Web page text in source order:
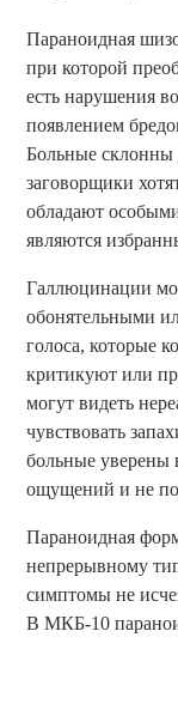
Параноидная
при которой
есть нарушения
появлением
Больные склонны
заговорщики
обладают
являются
Галлюцинации
обонятельными
голоса, которые
критикуют или
могут видеть
чувствовать
больные уверены
ощущений и не
Параноидная
непрерывному
симптомы не
В МКБ-10